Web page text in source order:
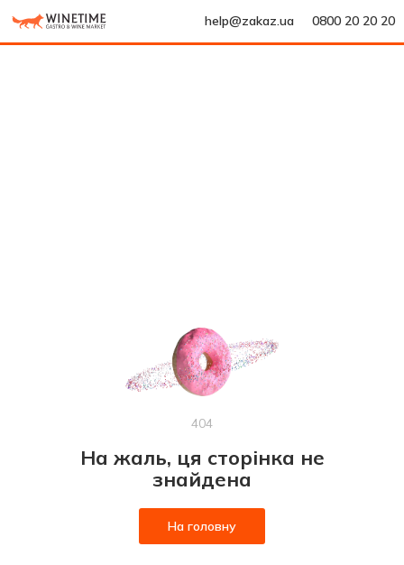
help@zakaz.ua 0800 20 20 20
404
На жаль, ця сторінка не
знайдена
На головну